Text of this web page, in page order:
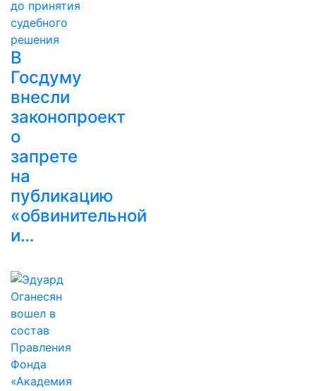
В
Госдуму
внесли
законопроект
о
запрете
на
публикацию
«обвинительной
и…